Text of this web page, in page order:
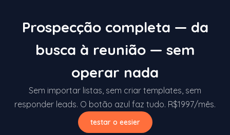
Prospecção completa — da
busca à reunião — sem
operar nada
Sem importar listas, sem criar templates, sem
responder leads. O botão azul faz tudo. R$1997/mês.
testar o eesier